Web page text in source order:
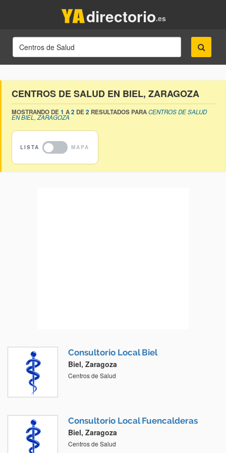
.es
directorio
CENTROS DE SALUD EN BIEL, ZARAGOZA
MOSTRANDO DE1 A2 DE2 RESULTADOS PARACENTROS DE SALUD
EN BIEL, ZARAGOZA
Consultorio Local Biel
Biel, Zaragoza
Centros de Salud
Consultorio Local Fuencalderas
Biel, Zaragoza
Centros de Salud